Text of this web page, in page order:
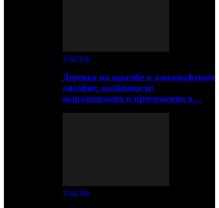
Участок
Деревья на штамбе в ландшафтном
дизайне: особенности
выращивания и применения в…
Участок